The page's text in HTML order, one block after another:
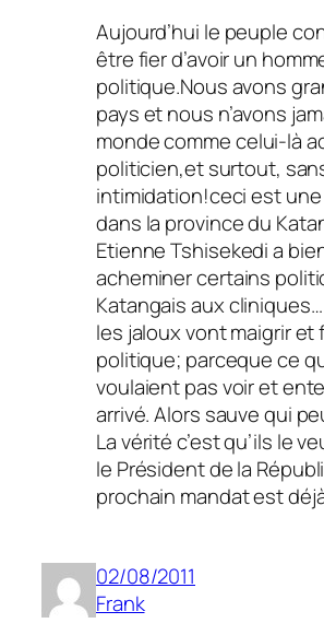
Aujourd’hui le peuple
être fier d’avoir un
politique.Nous avons
pays et nous n’avons
monde comme celui-là
politicien,et surtout,
intimidation!ceci est
dans la province du
Etienne Tshisekedi a
acheminer certains
Katangais aux
les jaloux vont maigrir et
politique; parceque ce
voulaient pas voir et
arrivé. Alors sauve qui
La vérité c’est qu’ils le
le Président de la
prochain mandat est
02/08/2011
Frank